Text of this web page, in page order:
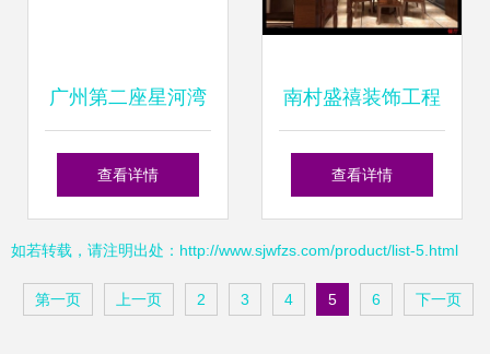
广州第二座星河湾
亮相黄埔科学城 星
室内装饰解析
查看详情
南村盛禧装饰工程
专业室内装修与设
查看详情
如若转载，请注明出处：http://www.sjwfzs.com/product/list-5.html
第一页 上一页 2 3 4 5 6 下一页